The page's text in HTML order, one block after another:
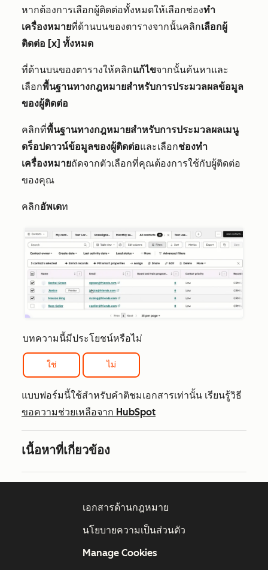
หากต้องการเลือกผู้ติดต่อทั้งหมดให้เลือกช่องทำ
เครื่องหมายที่ด้านบนของตารางจากนั้นคลิกเลือกผู้
ติดต่อ [x] ทั้งหมด
ที่ด้านบนของตารางให้คลิกแก้ไขจากนั้นค้นหาและ
เลือกพื้นฐานทางกฎหมายสำหรับการประมวลผลข้อมูล
ของผู้ติดต่อ
คลิกที่พื้นฐานทางกฎหมายสำหรับการประมวลผลเมนู
ดร็อปดาวน์ข้อมูลของผู้ติดต่อและเลือกช่องทำ
เครื่องหมายถัดจากตัวเลือกที่คุณต้องการใช้กับผู้ติดต่อ
ของคุณ
คลิกอัพเดท
บทความนี้มีประโยชน์หรือไม่
ใช่ ไม่
แบบฟอร์มนี้ใช้สำหรับคำติชมเอกสารเท่านั้น เรียนรู้วิธี
ขอความช่วยเหลือจาก HubSpot
เนื้อหาที่เกี่ยวข้อง
เอกสารด้านกฎหมาย
นโยบายความเป็นส่วนตัว
Manage Cookies